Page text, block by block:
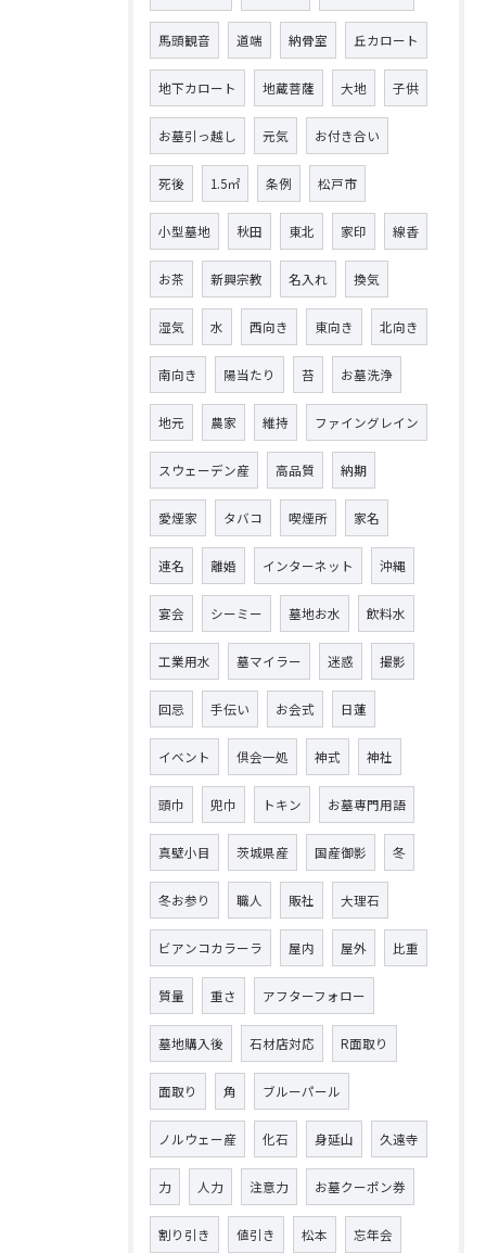
馬頭観音 道端 納骨室 丘カロート
地下カロート 地蔵菩薩 大地 子供
お墓引っ越し 元気 お付き合い
死後 1.5㎡ 条例 松戸市
小型墓地 秋田 東北 家印 線香
お茶 新興宗教 名入れ 換気
湿気 水 西向き 東向き 北向き
南向き 陽当たり 苔 お墓洗浄
地元 農家 維持 ファイングレイン
スウェーデン産 高品質 納期
愛煙家 タバコ 喫煙所 家名
連名 離婚 インターネット 沖縄
宴会 シーミー 墓地お水 飲料水
工業用水 墓マイラー 迷惑 撮影
回忌 手伝い お会式 日蓮
イベント 倶会一処 神式 神社
頭巾 兜巾 トキン お墓専門用語
真壁小目 茨城県産 国産御影 冬
冬お参り 職人 販社 大理石
ビアンコカラーラ 屋内 屋外 比重
質量 重さ アフターフォロー
墓地購入後 石材店対応 R面取り
面取り 角 ブルーパール
ノルウェー産 化石 身延山 久遠寺
力 人力 注意力 お墓クーポン券
割り引き 値引き 松本 忘年会